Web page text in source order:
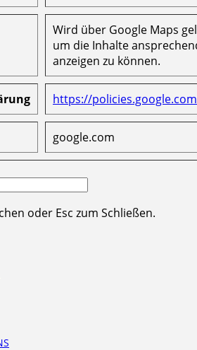
Wird über Google Maps
um die Inhalte
anzeigen zu können.
https://
google.com
oder Esc zum Schließen.